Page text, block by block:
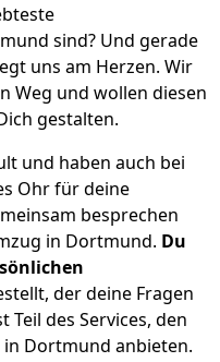
sind? Und gerade
uns am Herzen. Wir
Weg und wollen diesen
gestalten.
und haben auch bei
Ohr für deine
besprechen
in Dortmund. Du
der deine Fragen
des Services, den
Dortmund anbieten.